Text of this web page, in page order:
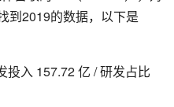
到2019的数据，以下是
投入 157.72 亿 / 研发占比